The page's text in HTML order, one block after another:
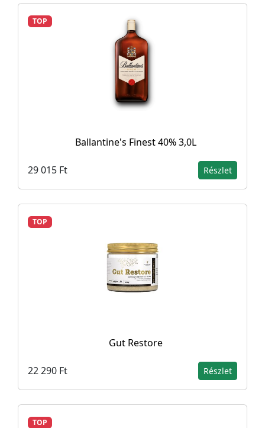
TOP
Ballantine's Finest 40% 3,0L
29 015 Ft Részlet
TOP
Gut Restore
22 290 Ft Részlet
TOP